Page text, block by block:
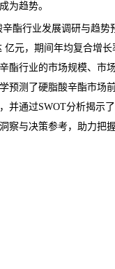
为趋势。
辛酯行业发展调研与趋势
元，期间年均复合增
酯行业的市场规模、市
预测了硬脂酸辛酯市场
并通过SWOT分析揭示
与决策参考，助力把